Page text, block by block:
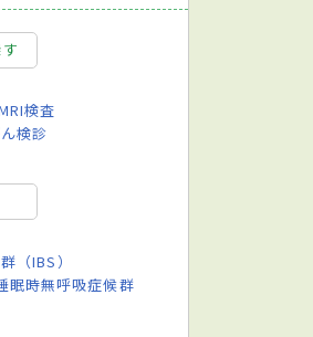
検査
検診
（IBS）
眠時無呼吸症候群